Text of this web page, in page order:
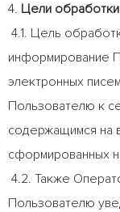
4. Цели
4.1. Цель
информирование
электронных
Пользователю к
содержащимся на
сформированных
4.2. Также
Пользователю